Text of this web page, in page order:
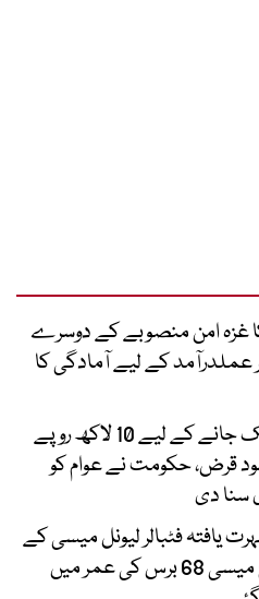
غزہ امن منصوبے کے دوسرے
عملدرآمد کے لیے آمادگی کا
بیرون ملک جانے کے لیے 10 لاکھ روپے
قرض، حکومت نے عوام کو
سنا دی
یافتہ فٹبالر لیونل میسی کے
والد جارج میسی 68 برس کی عمر میں